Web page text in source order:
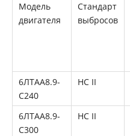
Модель
двигателя
Стандарт
выбросов
6ЛТАА8.9-
С240
НС II
6ЛТАА8.9-
С300
НС II